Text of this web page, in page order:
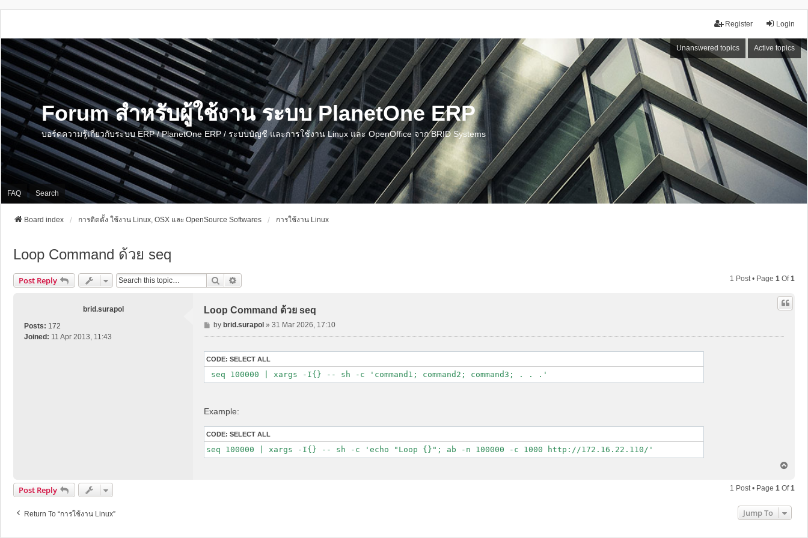
Login
Register
Unanswered topics Active topics
Forum สำหรับผู้ใช้งาน ระบบ PlanetOne ERP
บอร์ดความรู้เกี่ยวกับระบบ ERP / PlanetOne ERP / ระบบบัญชี และการใช้งาน Linux และ OpenOffice จาก BRID Systems
FAQ Search
Board index การติดตั้ง ใช้งาน Linux, OSX และ OpenSource Softwares การใช้งาน Linux
Loop Command ด้วย seq
Post Reply Search 1 Post • Page 1 Of1
brid.surapol
Posts: 172
Joined: 11 Apr 2013, 11:43
Loop Command ด้วย seq
P
o
t
by brid.surapol» 31 Mar 2026, 17:10
CODE: SELECT ALL
Example:
CODE: SELECT ALL
p
Post Reply 1 Post • Page 1 Of1
Return To “การใช้งาน Linux” Jump To